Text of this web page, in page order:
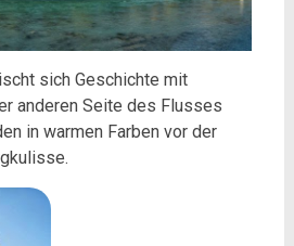
sich Geschichte mit
anderen Seite des Flusses
in warmen Farben vor der